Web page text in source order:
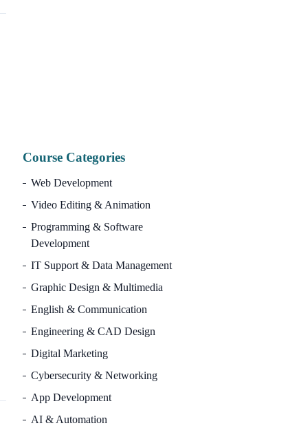
Course Categories
Web Development
Video Editing & Animation
Programming & Software
Development
IT Support & Data Management
Graphic Design & Multimedia
English & Communication
Engineering & CAD Design
Digital Marketing
Cybersecurity & Networking
App Development
AI & Automation